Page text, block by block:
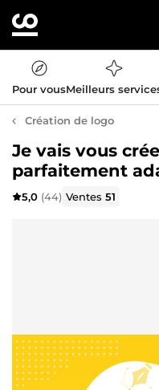
Pour vousMeilleurs
Création de logo
Je vais vous
parfaitement
5,0 (44) Ventes51